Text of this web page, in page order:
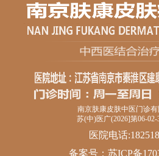
南京肤康皮肤中医门诊
苏(中)医广(2026]第06-02-
医院电话
备案号： 苏ICP备